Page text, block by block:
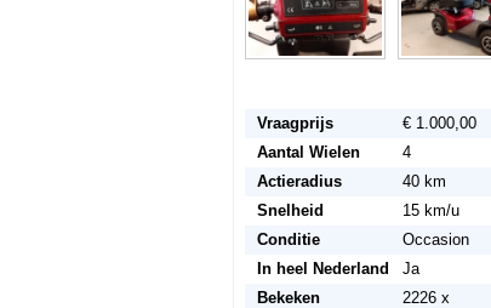
Vraagprijs
€ 1.000,00
Aantal Wielen
4
Actieradius
40 km
Snelheid
15 km/u
Conditie
Occasion
In heel Nederland
Ja
Bekeken
2226 x